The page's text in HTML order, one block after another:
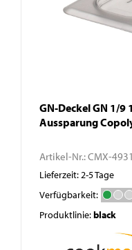
GN-Deckel GN 1/9
Aussparung
Artikel-Nr.:CMX-
Lieferzeit: 2-5 Tage
Verfügbarkeit:
Produktlinie:black